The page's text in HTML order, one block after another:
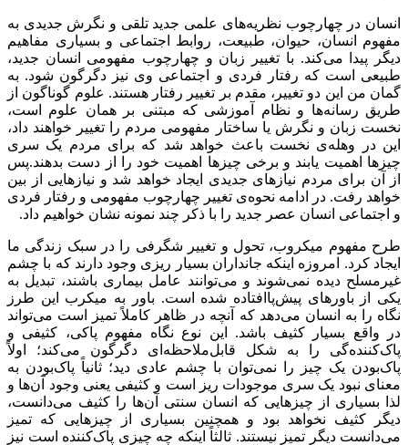
انسان در چهارچوب نظریه‌های علمی جدید تلقی و نگرش جدیدی به
مفهوم انسان، حیوان، طبیعت، روابط اجتماعی و بسیاری مفاهیم
دیگر پیدا می‌کند. با تغییر زبان و چهارچوب مفهومی انسان جدید،
طبیعی است که رفتار فردی و اجتماعی وی نیز دگرگون شود. به
گمان من این دو تغییر، مقدم بر تغییر رفتار هستند. علوم گوناگون از
طریق رسانه‌ها و نظام‌ آموزشی که مبتنی بر همان علوم است،
نخست زبان و نگرش یا ساختار مفهومی مردم را تغییر خواهند داد،
این در وهله‌ی نخست باعث خواهد شد که برای مردم یک سری
چیزها اهمیت یابند و برخی چیزها اهمیت خود را از دست بدهند.پس
از آن برای مردم نیازهای جدیدی ایجاد خواهد شد و نیازهایی از بین
خواهد رفت. در ادامه نحوه‌ی تغییر چهارچوب مفهومی و رفتار فردی
و اجتماعی انسان عصر جدید را با ذکر چند نمونه نشان خواهیم داد.
طرح مفهوم میکروب، تحول و تغییر شگرفی را در سبک زندگی ما
ایجاد کرد. امروزه اینکه جانداران بسیار ریزی وجود دارند که با چشم
غیرمسلح دیده نمی‌شوند و می‌توانند عامل بیماری باشند، تبدیل به
یکی از باورهای پیش‌پاافتاده شده است. باور به میکرب این طرز
نگاه را به انسان می‌دهد که آنچه در ظاهر کاملاً تمیز است می‌تواند
در واقع بسیار کثیف باشد. این نوع نگاه مفهوم پاکی، کثیفی و
پاک‌کننده‌گی را به شکل قابل‌ملاحظه‌ای دگرگون می‌کند؛ اولاً
پاک‌بودن یک چیز را نمی‌توان با چشم عادی دید؛ ثانیاً پاک‌بودن به
معنای نبود یک سری موجودات ریز است و کثیفی یعنی وجود آن‌ها و
لذا بسیاری از چیزهایی که انسان سنتی آن‌ها را کثیف می‌دانست،
دیگر کثیف نخواهد بود و همچنین بسیاری از چیز‌هایی که تمیز
می‌دانست دیگر تمیز نیستند. ثالثاً اینکه چه چیزی پاک‌کننده است نیز